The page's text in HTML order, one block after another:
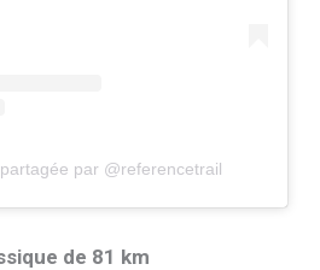
par @referencetrail
de 81 km